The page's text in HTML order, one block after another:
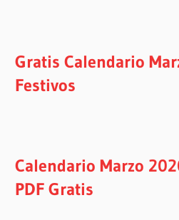
Gratis Calendario
Festivos
Calendario Marzo
PDF Gratis